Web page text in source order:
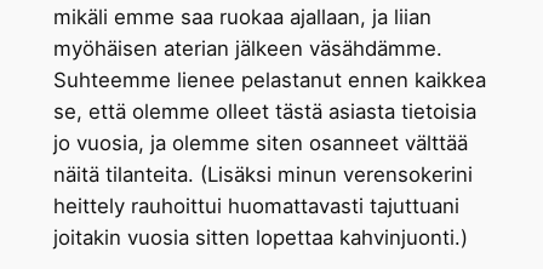
mikäli emme saa ruokaa ajallaan, ja liian
myöhäisen aterian jälkeen väsähdämme.
Suhteemme lienee pelastanut ennen kaikkea
se, että olemme olleet tästä asiasta tietoisia
jo vuosia, ja olemme siten osanneet välttää
näitä tilanteita. (Lisäksi minun verensokerini
heittely rauhoittui huomattavasti tajuttuani
joitakin vuosia sitten lopettaa kahvinjuonti.)